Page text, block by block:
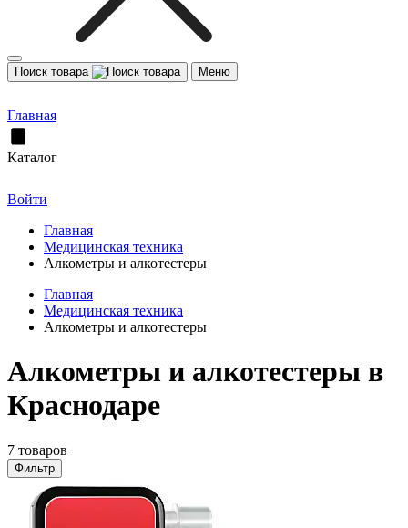
Поиск товара Меню
Главная
Каталог
Войти
Главная
Медицинская техника
Алкометры и алкотестеры
Главная
Медицинская техника
Алкометры и алкотестеры
Алкометры и алкотестеры в
Краснодаре
7 товаров
Фильтр